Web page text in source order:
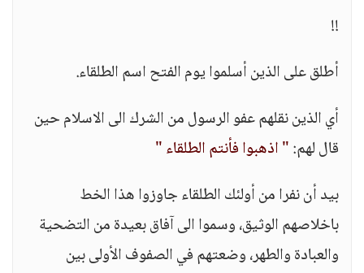
!!
أطلق على الذين أسلموا يوم الفتح اسم الطلقاء.
أي الذين نقلهم عفو الرسول من الشرك الى الاسلام حين
قال لهم:" اذهبوا فأنتم الطلقاء "
بيد أن نفرا من أولئك الطلقاء جاوزوا هذا الخط
باخلاصهم الوثيق، وسموا الى آفاق بعيدة من التضحية
والعبادة والطهر، وضعتهم في الصفوف الأولى بين